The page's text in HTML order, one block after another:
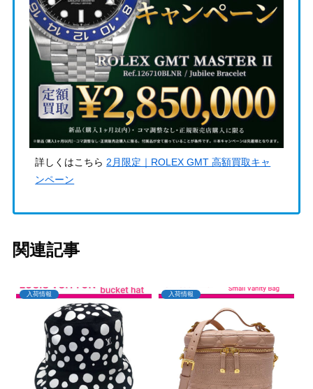
詳しくはこちら2月限定｜ROLEX GMT 高額買取キャ
ンペーン
関連記事
入荷情報 入荷情報